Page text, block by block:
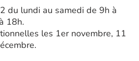
du lundi au samedi de 9h à
18h.
les 1er novembre, 11